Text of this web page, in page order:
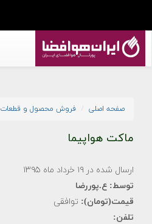
صفحه اصلی فروش محصول و قطعات
ماکت هواپیما
ارسال شده در ۱۹ خرداد ماه ۱۳۹۵
توسط: ع.پوررضا
قیمت(تومان): توافقی
تلفن: